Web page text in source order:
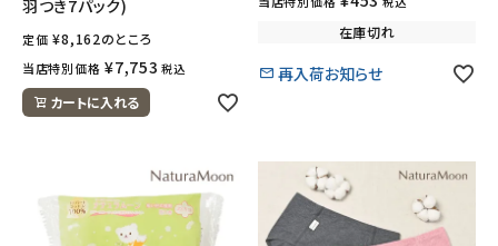
羽つき7パック)
定価 ¥8,162のところ
当店特別価格 ¥7,753 税込
カートに入れる
在庫切れ
再入荷お知らせ